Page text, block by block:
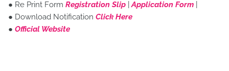
● Re Print Form Registration Slip |Application Form
● Download Notification Click Here
● Official Website